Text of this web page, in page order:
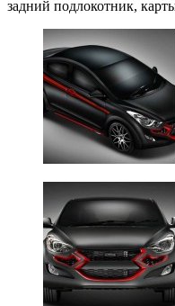
задний подлокотник,